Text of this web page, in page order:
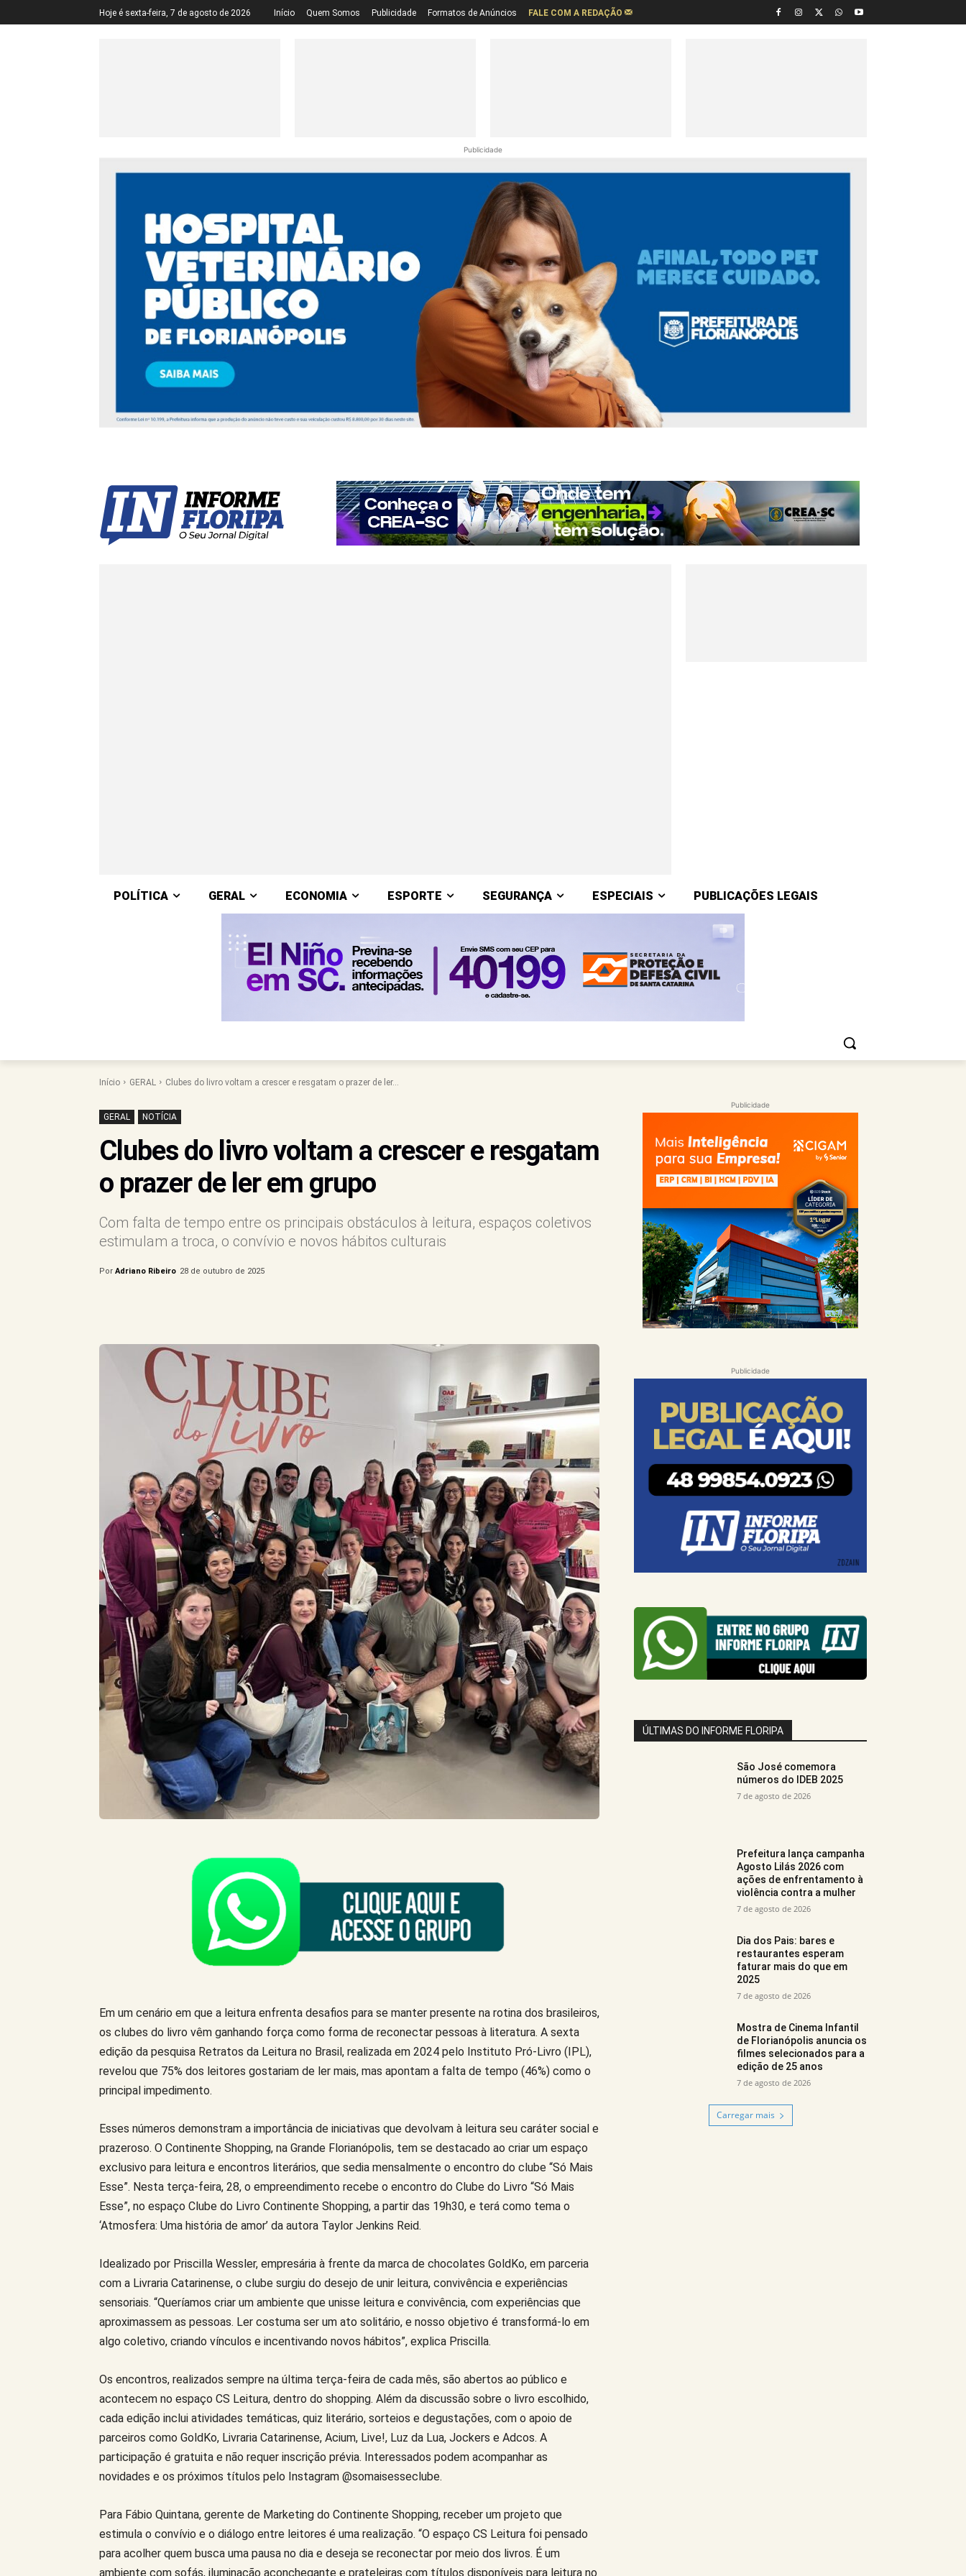
Hoje é sexta-feira, 7 de agosto de 2026 Início Quem Somos Publicidade Formatos de Anúncios FALE COM A REDAÇÃO
Publicidade
POLÍTICA GERAL ECONOMIA ESPORTE SEGURANÇA ESPECIAIS PUBLICAÇÕES LEGAIS
Início GERAL Clubes do livro voltam a crescer e resgatam o prazer de ler...
GERAL NOTÍCIA
Clubes do livro voltam a crescer e resgatam
o prazer de ler em grupo
Com falta de tempo entre os principais obstáculos à leitura, espaços coletivos
estimulam a troca, o convívio e novos hábitos culturais
Por Adriano Ribeiro 28 de outubro de 2025
Em um cenário em que a leitura enfrenta desafios para se manter presente na rotina dos brasileiros,
os clubes do livro vêm ganhando força como forma de reconectar pessoas à literatura. A sexta
edição da pesquisa Retratos da Leitura no Brasil, realizada em 2024 pelo Instituto Pró-Livro (IPL),
revelou que 75% dos leitores gostariam de ler mais, mas apontam a falta de tempo (46%) como o
principal impedimento.
Esses números demonstram a importância de iniciativas que devolvam à leitura seu caráter social e
prazeroso. O Continente Shopping, na Grande Florianópolis, tem se destacado ao criar um espaço
exclusivo para leitura e encontros literários, que sedia mensalmente o encontro do clube “Só Mais
Esse”. Nesta terça-feira, 28, o empreendimento recebe o encontro do Clube do Livro “Só Mais
Esse”, no espaço Clube do Livro Continente Shopping, a partir das 19h30, e terá como tema o
‘Atmosfera: Uma história de amor’ da autora Taylor Jenkins Reid.
Idealizado por Priscilla Wessler, empresária à frente da marca de chocolates GoldKo, em parceria
com a Livraria Catarinense, o clube surgiu do desejo de unir leitura, convivência e experiências
sensoriais. “Queríamos criar um ambiente que unisse leitura e convivência, com experiências que
aproximassem as pessoas. Ler costuma ser um ato solitário, e nosso objetivo é transformá-lo em
algo coletivo, criando vínculos e incentivando novos hábitos”, explica Priscilla.
Os encontros, realizados sempre na última terça-feira de cada mês, são abertos ao público e
acontecem no espaço CS Leitura, dentro do shopping. Além da discussão sobre o livro escolhido,
cada edição inclui atividades temáticas, quiz literário, sorteios e degustações, com o apoio de
parceiros como GoldKo, Livraria Catarinense, Acium, Live!, Luz da Lua, Jockers e Adcos. A
participação é gratuita e não requer inscrição prévia. Interessados podem acompanhar as
novidades e os próximos títulos pelo Instagram @somaisesseclube.
Para Fábio Quintana, gerente de Marketing do Continente Shopping, receber um projeto que
estimula o convívio e o diálogo entre leitores é uma realização. “O espaço CS Leitura foi pensado
para acolher quem busca uma pausa no dia e deseja se reconectar por meio dos livros. É um
ambiente com sofás, iluminação aconchegante e prateleiras com títulos disponíveis para leitura no
Publicidade
Publicidade
ÚLTIMAS DO INFORME FLORIPA
São José comemora
números do IDEB 2025
7 de agosto de 2026
Prefeitura lança campanha
Agosto Lilás 2026 com
ações de enfrentamento à
violência contra a mulher
7 de agosto de 2026
Dia dos Pais: bares e
restaurantes esperam
faturar mais do que em
2025
7 de agosto de 2026
Mostra de Cinema Infantil
de Florianópolis anuncia os
filmes selecionados para a
edição de 25 anos
7 de agosto de 2026
Carregar mais